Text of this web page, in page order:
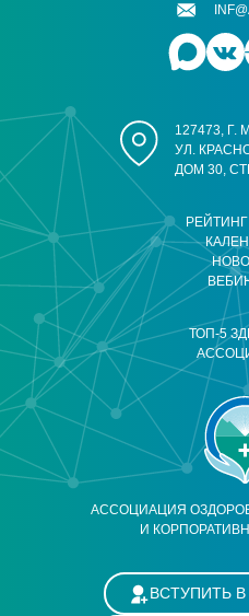
АССОЦИАЦИЯ
И
РЕЙТИНГ
ТОП-5
127473, Г.
УЛ.
ДОМ 30,
ВСТУПИТЬ